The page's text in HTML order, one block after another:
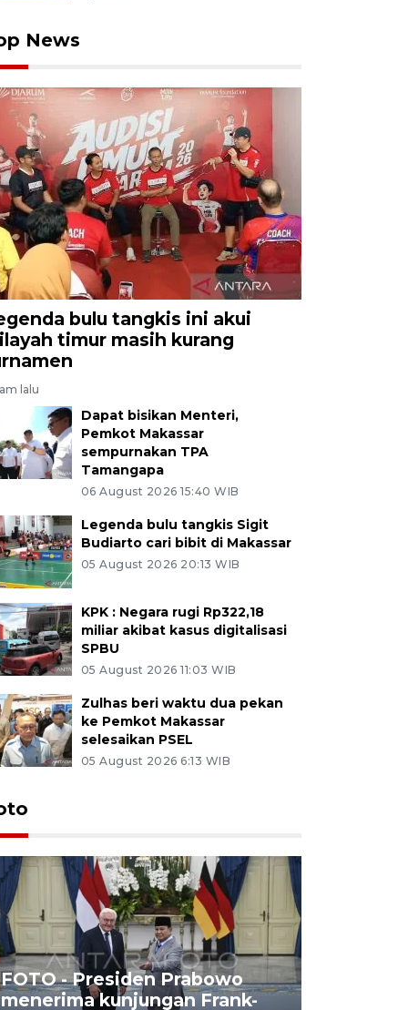
News
bulu tangkis ini akui
timur masih kurang
lalu
Dapat bisikan Menteri,
Pemkot Makassar
sempurnakan TPA
Tamangapa
06 August 2026 15:40 WIB
Legenda bulu tangkis Sigit
Budiarto cari bibit di Makassar
05 August 2026 20:13 WIB
KPK : Negara rugi Rp322,18
miliar akibat kasus digitalisasi
SPBU
05 August 2026 11:03 WIB
Zulhas beri waktu dua pekan
ke Pemkot Makassar
selesaikan PSEL
05 August 2026 6:13 WIB
FOTO - Presiden Prabowo
menerima kunjungan Frank-